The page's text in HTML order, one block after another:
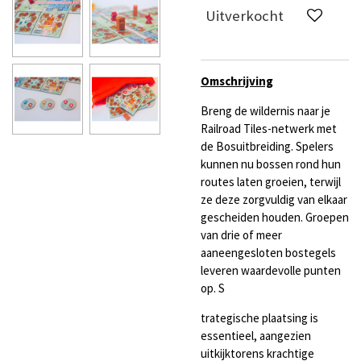
Uitverkocht
Omschrijving
Breng de wildernis naar je
Railroad Tiles-netwerk met
de Bosuitbreiding. Spelers
kunnen nu bossen rond hun
routes laten groeien, terwijl
ze deze zorgvuldig van elkaar
gescheiden houden. Groepen
van drie of meer
aaneengesloten bostegels
leveren waardevolle punten
op. S
trategische plaatsing is
essentieel, aangezien
uitkijktorens krachtige